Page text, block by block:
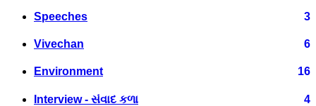
Speeches 3
Vivechan 6
Environment 16
Interview - સંવાદ કળા 4